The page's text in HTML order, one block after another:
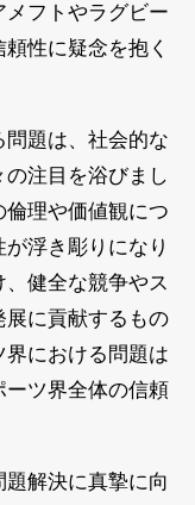
メフトやラグビー
性に疑念を抱く
題は、社会的な
注目を浴びまし
理や価値観につ
浮き彫りになり
健全な競争やス
に貢献するもの
における問題は
ーツ界全体の信頼
解決に真摯に向